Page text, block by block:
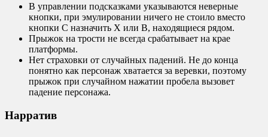
В управлении подсказками указываются неверные
кнопки, при эмулировании ничего не стоило вместо
кнопки С назначить X или B, находящиеся рядом.
Прыжок на трости не всегда срабатывает на крае
платформы.
Нет страховки от случайных падений. Не до конца
понятно как персонаж хватается за веревки, поэтому
прыжок при случайном нажатии пробела вызовет
падение персонажа.
Нарратив